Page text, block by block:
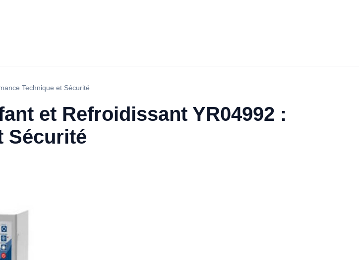
Technique et Sécurité
et Refroidissant YR04992 :
Sécurité